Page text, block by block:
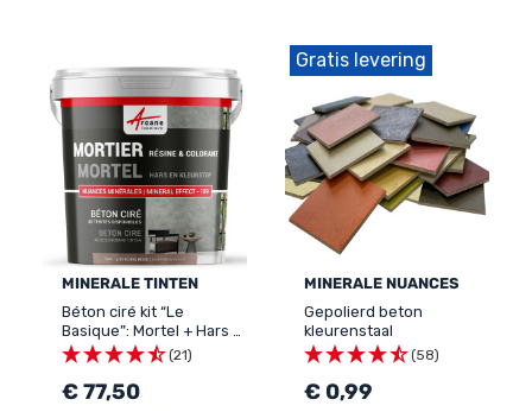
MINERALE TINTEN
Béton ciré kit “Le
Basique”: Mortel + Hars +
Kleurstof - MINERAL
EFFECT - 109
(21)
€ 77,50
Gratis levering
MINERALE NUANCES
Gepolierd beton
kleurenstaal
(58)
€ 0,99